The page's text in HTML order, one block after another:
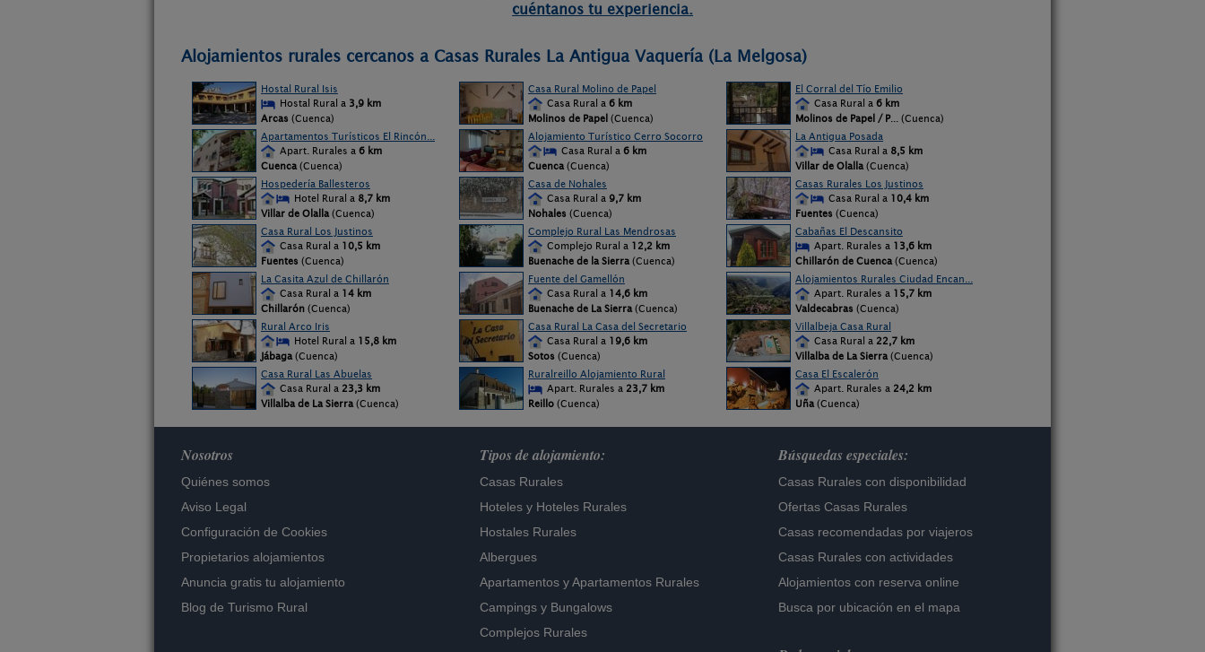
cuéntanos tu experiencia.
Alojamientos rurales cercanos a Casas Rurales La Antigua Vaquería (La Melgosa)
Hostal Rural Isis
Hostal Rural a 3,9 km
Arcas (Cuenca)
Casa Rural Molino de Papel
Casa Rural a 6 km
Molinos de Papel (Cuenca)
El Corral del Tío Emilio
Casa Rural a 6 km
Molinos de Papel / P... (Cuenca)
Apartamentos Turísticos El Rincón...
Apart. Rurales a 6 km
Cuenca (Cuenca)
Alojamiento Turístico Cerro Socorro
Casa Rural a 6 km
Cuenca (Cuenca)
La Antigua Posada
Casa Rural a 8,5 km
Villar de Olalla (Cuenca)
Hospedería Ballesteros
Hotel Rural a 8,7 km
Villar de Olalla (Cuenca)
Casa de Nohales
Casa Rural a 9,7 km
Nohales (Cuenca)
Casas Rurales Los Justinos
Casa Rural a 10,4 km
Fuentes (Cuenca)
Casa Rural Los Justinos
Casa Rural a 10,5 km
Fuentes (Cuenca)
Complejo Rural Las Mendrosas
Complejo Rural a 12,2 km
Buenache de la Sierra (Cuenca)
Cabañas El Descansito
Apart. Rurales a 13,6 km
Chillarón de Cuenca (Cuenca)
La Casita Azul de Chillarón
Casa Rural a 14 km
Chillarón (Cuenca)
Fuente del Gamellón
Casa Rural a 14,6 km
Buenache de La Sierra (Cuenca)
Alojamientos Rurales Ciudad Encan...
Apart. Rurales a 15,7 km
Valdecabras (Cuenca)
Rural Arco Iris
Hotel Rural a 15,8 km
Jábaga (Cuenca)
Casa Rural La Casa del Secretario
Casa Rural a 19,6 km
Sotos (Cuenca)
Villalbeja Casa Rural
Casa Rural a 22,7 km
Villalba de La Sierra (Cuenca)
Casa Rural Las Abuelas
Casa Rural a 23,3 km
Villalba de La Sierra (Cuenca)
Ruralreillo Alojamiento Rural
Apart. Rurales a 23,7 km
Reillo (Cuenca)
Casa El Escalerón
Apart. Rurales a 24,2 km
Uña (Cuenca)
Nosotros
Quiénes somos
Aviso Legal
Configuración de Cookies
Propietarios alojamientos
Anuncia gratis tu alojamiento
Blog de Turismo Rural
Tipos de alojamiento:
Casas Rurales
Hoteles y Hoteles Rurales
Hostales Rurales
Albergues
Apartamentos yApartamentos Rurales
Campings y Bungalows
Complejos Rurales
Búsquedas especiales:
Casas Rurales con disponibilidad
Ofertas Casas Rurales
Casas recomendadas por viajeros
Casas Rurales con actividades
Alojamientos con reserva online
Busca por ubicación en el mapa